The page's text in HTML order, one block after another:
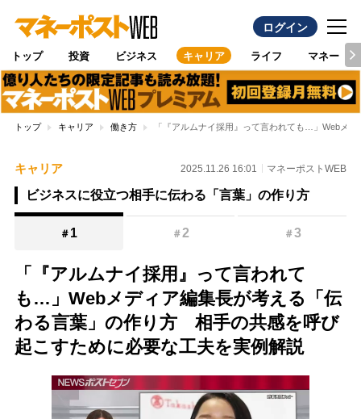
ログイン
トップ 投資 ビジネス キャリア ライフ マネー
トップ キャリア 働き方 「『アルムナイ採用』って言われても…」Webメ
キャリア 2025.11.26 16:01 マネーポストWEB
ビジネスに役立つ相手に伝わる「言葉」の作り方
＃ 1 ＃2 ＃3
「『アルムナイ採用』って言われて
も…」Webメディア編集長が考える「伝
わる言葉」の作り方 相手の共感を呼び
起こすために必要な工夫を実例解説